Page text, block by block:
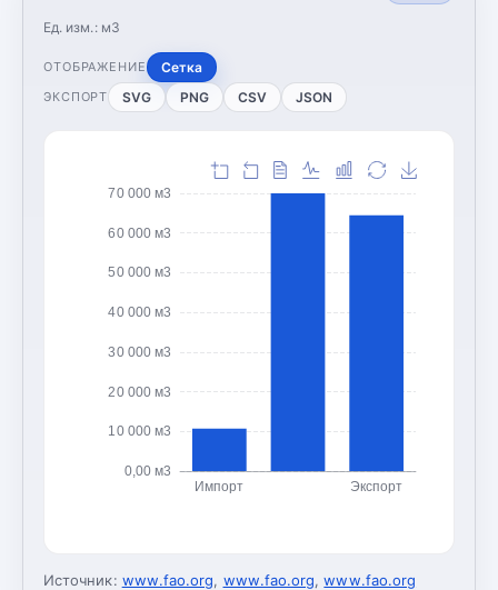
Ед. изм.: м3
ОТОБРАЖЕНИЕ Сетка
ЭКСПОРТ SVG PNG CSV JSON
0,00 м3
10 000 м3
20 000 м3
30 000 м3
40 000 м3
50 000 м3
60 000 м3
70 000 м3
Импорт Экспорт
Источник: www.fao.org, www.fao.org,www.fao.org